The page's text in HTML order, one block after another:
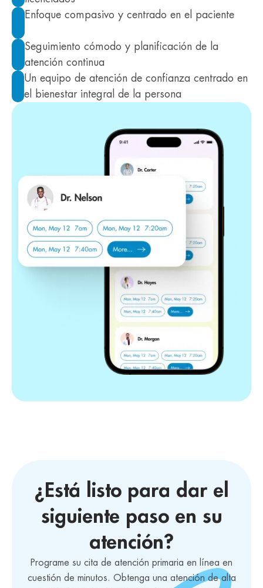
Enfoque compasivo y centrado en el paciente
Seguimiento cómodo y planificación de la
atención continua
Un equipo de atención de confianza centrado en
el bienestar integral de la persona
¿Está listo para dar el
siguiente paso en su
atención?
Programe su cita de atención primaria en línea en
cuestión de minutos. Obtenga una atención de alta